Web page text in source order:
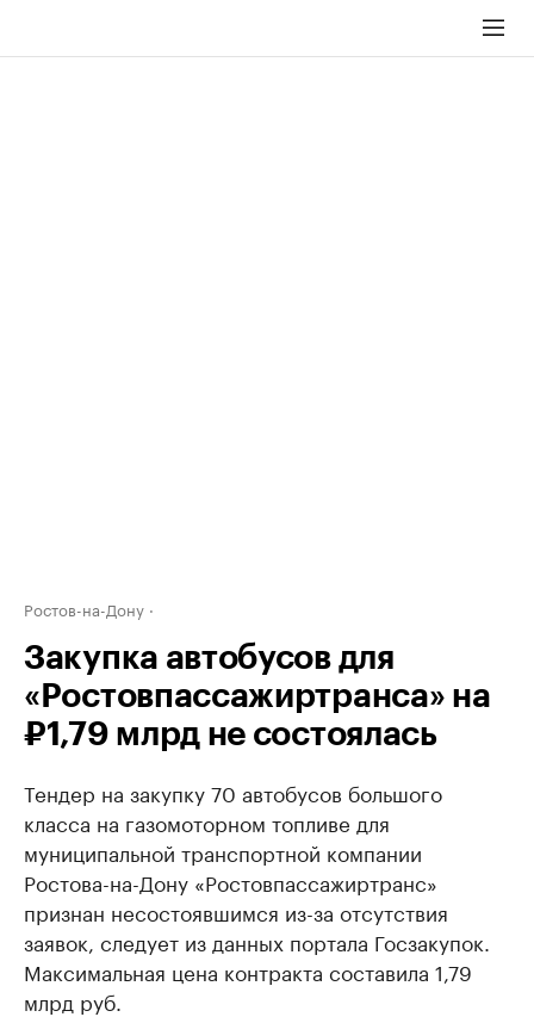
Ростов-на-Дону
Закупка автобусов для
«Ростовпассажиртранса» на
₽1,79 млрд не состоялась
Тендер на закупку 70 автобусов большого
класса на газомоторном топливе для
муниципальной транспортной компании
Ростова-на-Дону «Ростовпассажиртранс»
признан несостоявшимся из-за отсутствия
заявок, следует из данных портала Госзакупок.
Максимальная цена контракта составила 1,79
млрд руб.